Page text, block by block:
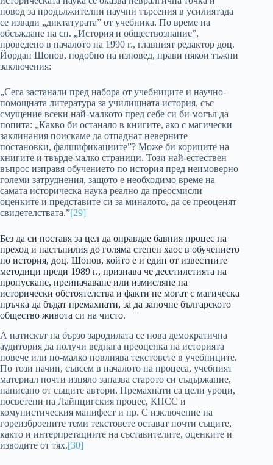
повод за продължителни научни търсения в усилиятада
се извади „диктатурата” от учебника. По време на
обсъждане на сп. „История и обществознание”,
проведено в началото на 1990 г., главният редактор доц.
Йордан Шопов, подобно на изповед, прави някои тъжни
заключения:
„Сега застанали пред набора от учебниците и научно-
помощната литература за училищната история, със
смущение всеки най-малкото пред себе си би могъл да
попита: „Какво би останало в книгите, ако с магически
заклинания поискаме да отпаднат неверните
постановки, фалшификациите”? Може би кориците на
книгите и твърде малко страници. Този най-естествен
въпрос изправя обучението по история пред неимоверно
големи затруднения, защото е необходимо време на
самата историческа наука реално да преосмисли
оценките и представите си за миналото, да се преоценят
свидетелствата.”[29]
Без да си поставя за цел да оправдае бавния процес на
преход и настъпилия до голяма степен хаос в обучението
по история, доц. Шопов, който е и един от известните
методици преди 1989 г., признава че десетилетията на
пропускане, преиначаване или измисляне на
исторически обстоятелства и факти не могат с магическа
пръчка да бъдат премахнати, за да започне българското
общество живота си на чисто.
А натискът на бързо зародилата се нова демократична
аудитория да получи веднага преоценка на историята
повече или по-малко повлиява текстовете в учебниците.
По този начин, съвсем в началото на процеса, учебният
материал почти изцяло запазва старото си съдържание,
написано от същите автори. Премахнати са цели уроци,
посветени на Лайпцигския процес, КПСС и
комунистическия манифест и пр. С изключение на
гореизброените теми текстовете остават почти същите,
както и интерпретациите на съставителите, оценките и
изводите от тях.[30]